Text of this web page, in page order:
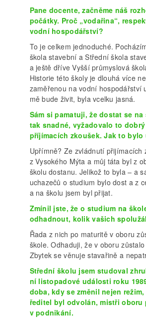
Pane docente, začněme náš
počátky. Proč „vodařina“,
vodní hospodářství?
To je celkem jednoduché.
škola stavební a Střední škola
a ještě dříve Vyšší průmyslová
Historie této školy je dlouhá více
zaměřenou na vodní hospodářství
mě bude živit, byla vcelku jasná.
Sám si pamatuji, že dostat se
tak snadné, vyžadovalo to
příjímacích zkoušek. Jak to bylo
Upřímně? Ze zvládnutí přijímacích
z Vysokého Mýta a můj táta byl z
školu dostanu. Jelikož to byla – a
uchazečů o studium bylo dost a z
a na školu jsem byl přijat.
Zmínil jste, že o studium na
odhadnout, kolik vašich
Řada z nich po maturitě v oboru
škole. Odhaduji, že v oboru
Zbytek se věnuje stavařině a
Střední školu jsem studoval
ní listopadové události roku
doba, kdy se změnil nejen
ředitel byl odvolán, mistři
v podnikání.